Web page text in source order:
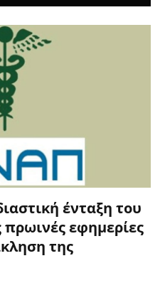
ένταξη του
πρωινές εφημερίες
της